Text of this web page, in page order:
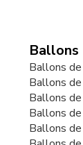
Ballons
Ballons
Ballons
Ballons
Ballons
Ballons